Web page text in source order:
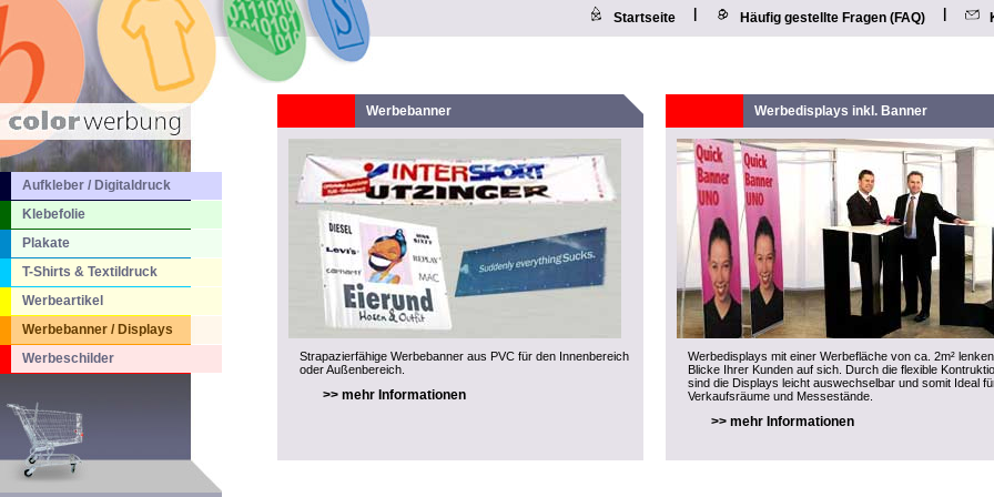
Startseite Häufig gestellte Fragen (FAQ)
Aufkleber / Digitaldruck
Klebefolie
Plakate
T-Shirts & Textildruck
Werbeartikel
Werbebanner / Displays
Werbeschilder
Werbebanner
Strapazierfähige Werbebanner aus PVC für den Innenbereich
oder Außenbereich.
>> mehr Informationen
Werbedisplays inkl. Banner
Werbedisplays mit einer Werbefläche von ca. 2m²
Blicke Ihrer Kunden auf sich. Durch die flexible
sind die Displays leicht auswechselbar und somit Ideal
Verkaufsräume und Messestände.
>> mehr Informationen